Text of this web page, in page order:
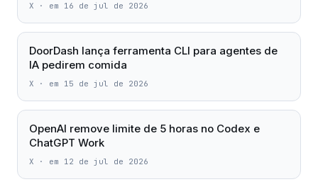
X · em 16 de jul de 2026
DoorDash lança ferramenta CLI para agentes de
IA pedirem comida
X · em 15 de jul de 2026
OpenAI remove limite de 5 horas no Codex e
ChatGPT Work
X · em 12 de jul de 2026